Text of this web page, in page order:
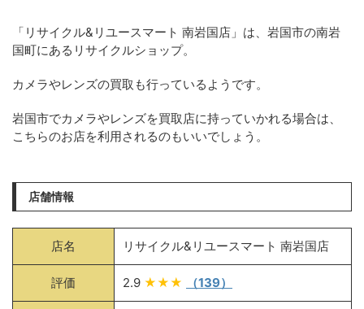
「リサイクル&リユースマート 南岩国店」は、岩国市の南岩
国町にあるリサイクルショップ。
カメラやレンズの買取も行っているようです。
岩国市でカメラやレンズを買取店に持っていかれる場合は、
こちらのお店を利用されるのもいいでしょう。
店舗情報
店名 リサイクル&リユースマート 南岩国店
評価 2.9 ★★★ （139）